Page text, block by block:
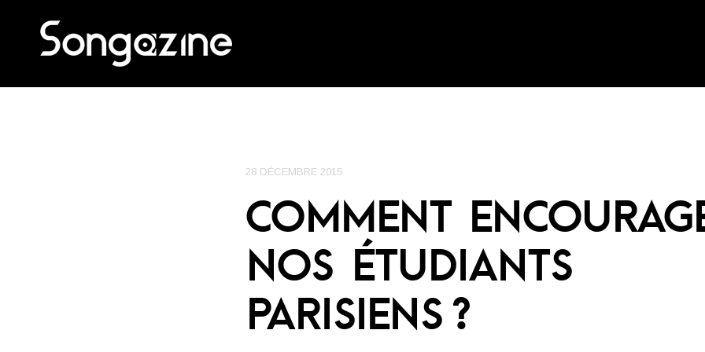
28 DÉCEMBRE 2015
COMMENT
NOS ÉTUDIANTS
PARISIENS ?